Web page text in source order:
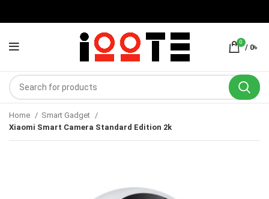
0
/ 0৳
Home
Smart Gadget
Xiaomi Smart Camera Standard Edition 2k